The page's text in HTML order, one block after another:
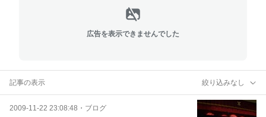
広告を表示できませんでした
記事の表示 絞り込みなし
2009-11-22 23:08:48 ・ ブログ